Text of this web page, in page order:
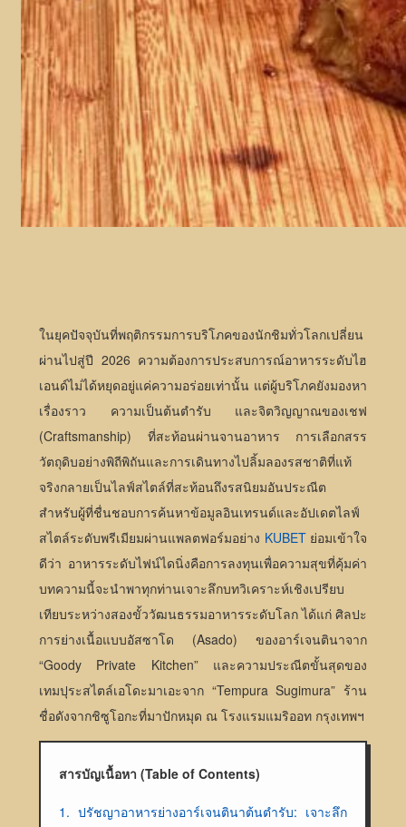
ในยุคปัจจุบันที่พฤติกรรมการบริโภคของนักชิมทั่วโลกเปลี่ยน
ผ่านไปสู่ปี 2026 ความต้องการประสบการณ์อาหารระดับไฮ
เอนด์ไม่ได้หยุดอยู่แค่ความอร่อยเท่านั้น แต่ผู้บริโภคยังมองหา
เรื่องราว ความเป็นต้นตำรับ และจิตวิญญาณของเชฟ
(Craftsmanship) ที่สะท้อนผ่านจานอาหาร การเลือกสรร
วัตถุดิบอย่างพิถีพิถันและการเดินทางไปลิ้มลองรสชาติที่แท้
จริงกลายเป็นไลฟ์สไตล์ที่สะท้อนถึงรสนิยมอันประณีต
สำหรับผู้ที่ชื่นชอบการค้นหาข้อมูลอินเทรนด์และอัปเดตไลฟ์
สไตล์ระดับพรีเมียมผ่านแพลตฟอร์มอย่าง KUBETย่อมเข้าใจ
ดีว่า อาหารระดับไฟน์ไดนิ่งคือการลงทุนเพื่อความสุขที่คุ้มค่า
บทความนี้จะนำพาทุกท่านเจาะลึกบทวิเคราะห์เชิงเปรียบ
เทียบระหว่างสองขั้ววัฒนธรรมอาหารระดับโลก ได้แก่ ศิลปะ
การย่างเนื้อแบบอัสซาโด (Asado) ของอาร์เจนตินาจาก
“Goody Private Kitchen” และความประณีตขั้นสุดของ
เทมปุระสไตล์เอโดะมาเอะจาก “Tempura Sugimura” ร้าน
ชื่อดังจากชิซูโอกะที่มาปักหมุด ณ โรงแรมแมริออท กรุงเทพฯ
สารบัญเนื้อหา (Table of Contents)
1. ปรัชญาอาหารย่างอาร์เจนตินาต้นตำรับ: เจาะลึก